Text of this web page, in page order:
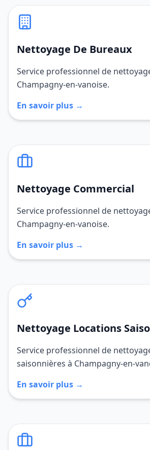
Nettoyage De Bureaux
Service professionnel de
Champagny-en-vanoise.
En savoir plus →
Nettoyage Commercial
Service professionnel de
Champagny-en-vanoise.
En savoir plus →
Nettoyage Locations
Service professionnel de
saisonnières à Champagny-en-
En savoir plus →